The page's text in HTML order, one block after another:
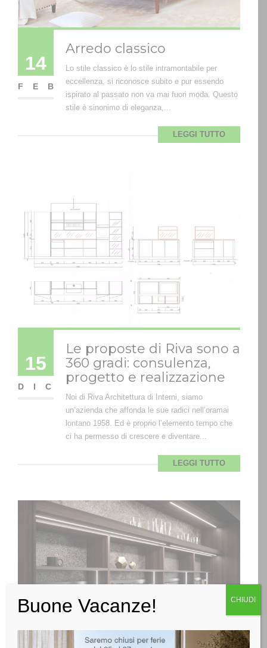
14
FEB
Arredo classico
Lo stile classico è lo stile intramontabile per
eccellenza, si riconosce subito e pur essendo
ispirato al passato non va mai fuori moda. Questo
stile è sinonimo di eleganza,...
LEGGI TUTTO
15
DIC
Le proposte di Riva sono a
360 gradi: consulenza,
progetto e realizzazione
Noi di Riva Architettura di Interni, siamo
un’azienda che affonda le sue radici nell’oramai
lontano 1958. Ed è proprio l’elemento tempo che
ci ha permesso di crescere e diventare...
LEGGI TUTTO
Buone Vacanze! CHIUDI